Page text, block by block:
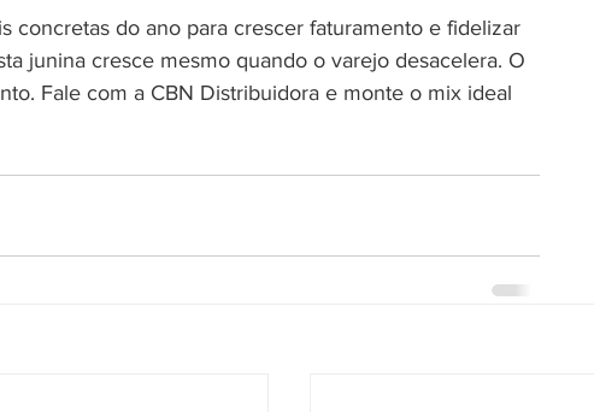
concretas do ano para crescer faturamento e fidelizar
junina cresce mesmo quando o varejo desacelera. O
Fale com a CBN Distribuidora e monte o mix ideal